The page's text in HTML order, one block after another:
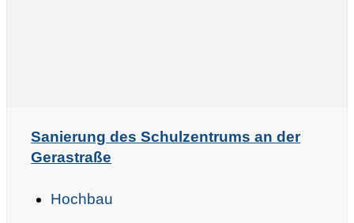
Sanierung des Schulzentrums an der
Gerastraße
Hochbau